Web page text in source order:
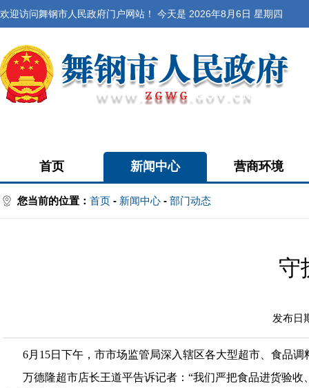
欢迎访问舞钢市人民政府门户网站！ 今天是 2026年8月6日 星期四
首页 新闻中心 营商环境
您当前的位置： 首页 - 新闻中心 - 部门动态
守
发布日
6月15日下午，市市场监管局深入辖区各大型超市、食品
万德隆超市店长王道平告诉记者：“我们严把食品进货验